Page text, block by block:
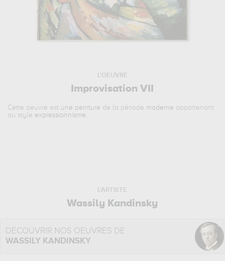
L'OEUVRE
Improvisation VII
Cette oeuvre est une peinture de la période moderne appartenant
au style expressionnisme.
L'ARTISTE
Wassily Kandinsky
DÉCOUVRIR NOS OEUVRES DE
WASSILY KANDINSKY